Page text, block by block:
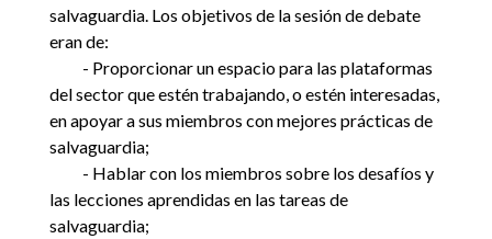
salvaguardia. Los objetivos de la sesión de debate
eran de:
- Proporcionar un espacio para las plataformas
del sector que estén trabajando, o estén interesadas,
en apoyar a sus miembros con mejores prácticas de
salvaguardia;
- Hablar con los miembros sobre los desafíos y
las lecciones aprendidas en las tareas de
salvaguardia;